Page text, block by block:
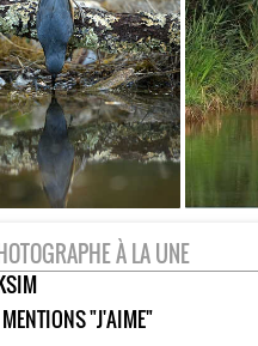
À LA UNE
"J'AIME"